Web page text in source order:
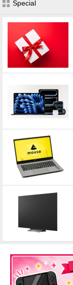
Special